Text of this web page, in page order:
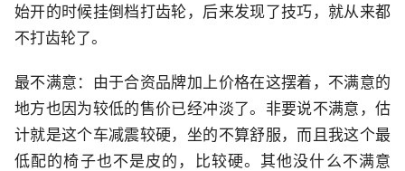
始开的时候挂倒档打齿轮，后来发现了技巧，就从来都
不打齿轮了。
最不满意：由于合资品牌加上价格在这摆着，不满意的
地方也因为较低的售价已经冲淡了。非要说不满意，估
计就是这个车减震较硬，坐的不算舒服，而且我这个最
低配的椅子也不是皮的，比较硬。其他没什么不满意